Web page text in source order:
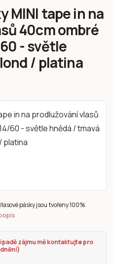
MINI tape in na
40cm ombré
- světle
/ platina
pásky jsou tvořeny 100%
zájmu mě kontaktujte pro